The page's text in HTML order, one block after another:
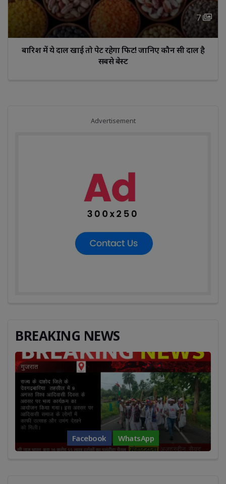
7
बारिश में ये दाल खाई तो पेट रहेगा फिट! जानिए कौन सी दाल है
सबसे बेस्ट
Advertisement
BREAKING NEWS
Facebook WhatsApp